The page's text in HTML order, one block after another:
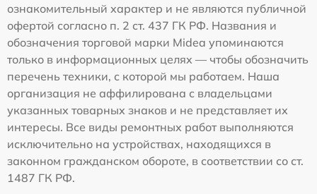
ознакомительный характер и не являются публичной
офертой согласно п. 2 ст. 437 ГК РФ. Названия и
обозначения торговой марки Midea упоминаются
только в информационных целях — чтобы обозначить
перечень техники, с которой мы работаем. Наша
организация не аффилирована с владельцами
указанных товарных знаков и не представляет их
интересы. Все виды ремонтных работ выполняются
исключительно на устройствах, находящихся в
законном гражданском обороте, в соответствии со ст.
1487 ГК РФ.